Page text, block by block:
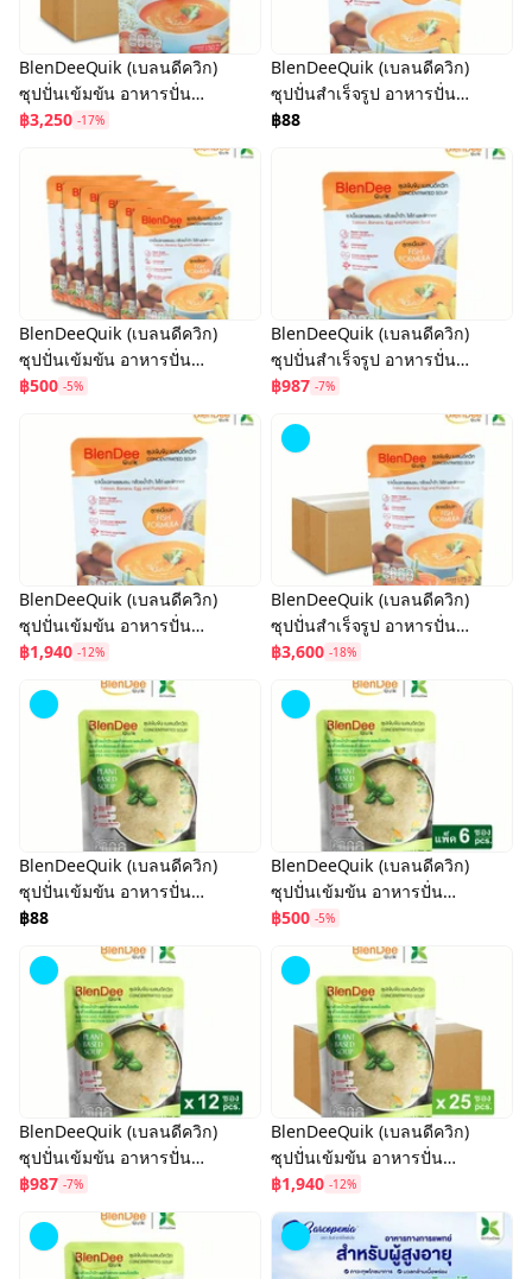
BlenDeeQuik (เบลนดีควิก)
ซุปปั่นเข้มข้น อาหารปั่น
สำเร็จรูป สูตร Low
฿3,250 -17%
BlenDeeQuik (เบลนดีควิก)
ซุปปั่นสำเร็จรูป อาหารปั่น
เสำเร็จรูป สูตรเนื้อปลา
฿88
BlenDeeQuik (เบลนดีควิก)
ซุปปั่นเข้มข้น อาหารปั่น
สำเร็จรูป สูตรเนื้อปลา
฿500 -5%
BlenDeeQuik (เบลนดีควิก)
ซุปปั่นสำเร็จรูป อาหารปั่น
สำเร็จรูป สูตรเนื้อปลา
฿987 -7%
BlenDeeQuik (เบลนดีควิก)
ซุปปั่นเข้มข้น อาหารปั่น
สำเร็จรูป สูตรเนื้อปลา
แซลมอน (แพ็ค 25 ซอง)
฿1,940 -12%
BlenDeeQuik (เบลนดีควิก)
ซุปปั่นสำเร็จรูป อาหารปั่น
สำเร็จรูป สูตรเนื้อปลา
แซลมอน (ยกลัง 50 ซอง)
฿3,600 -18%
BlenDeeQuik (เบลนดีควิก)
ซุปปั่นเข้มข้น อาหารปั่น
สำเร็จรูป สูตร Plant Based
ขนาด 175 กรัม
฿88
BlenDeeQuik (เบลนดีควิก)
ซุปปั่นเข้มข้น อาหารปั่น
สำเร็จรูป สูตร Plant Based
175 กรัม (แพ็ค 6 ซอง)
฿500 -5%
BlenDeeQuik (เบลนดีควิก)
ซุปปั่นเข้มข้น อาหารปั่น
สำเร็จรูป สูตร Plant Based
175 กรัม (แพ็ค 12 ซอง)
฿987 -7%
BlenDeeQuik (เบลนดีควิก)
ซุปปั่นเข้มข้น อาหารปั่น
สำเร็จรูป สูตร Plant Based
175 กรัม (แพ็ค 25 ซอง)
฿1,940 -12%